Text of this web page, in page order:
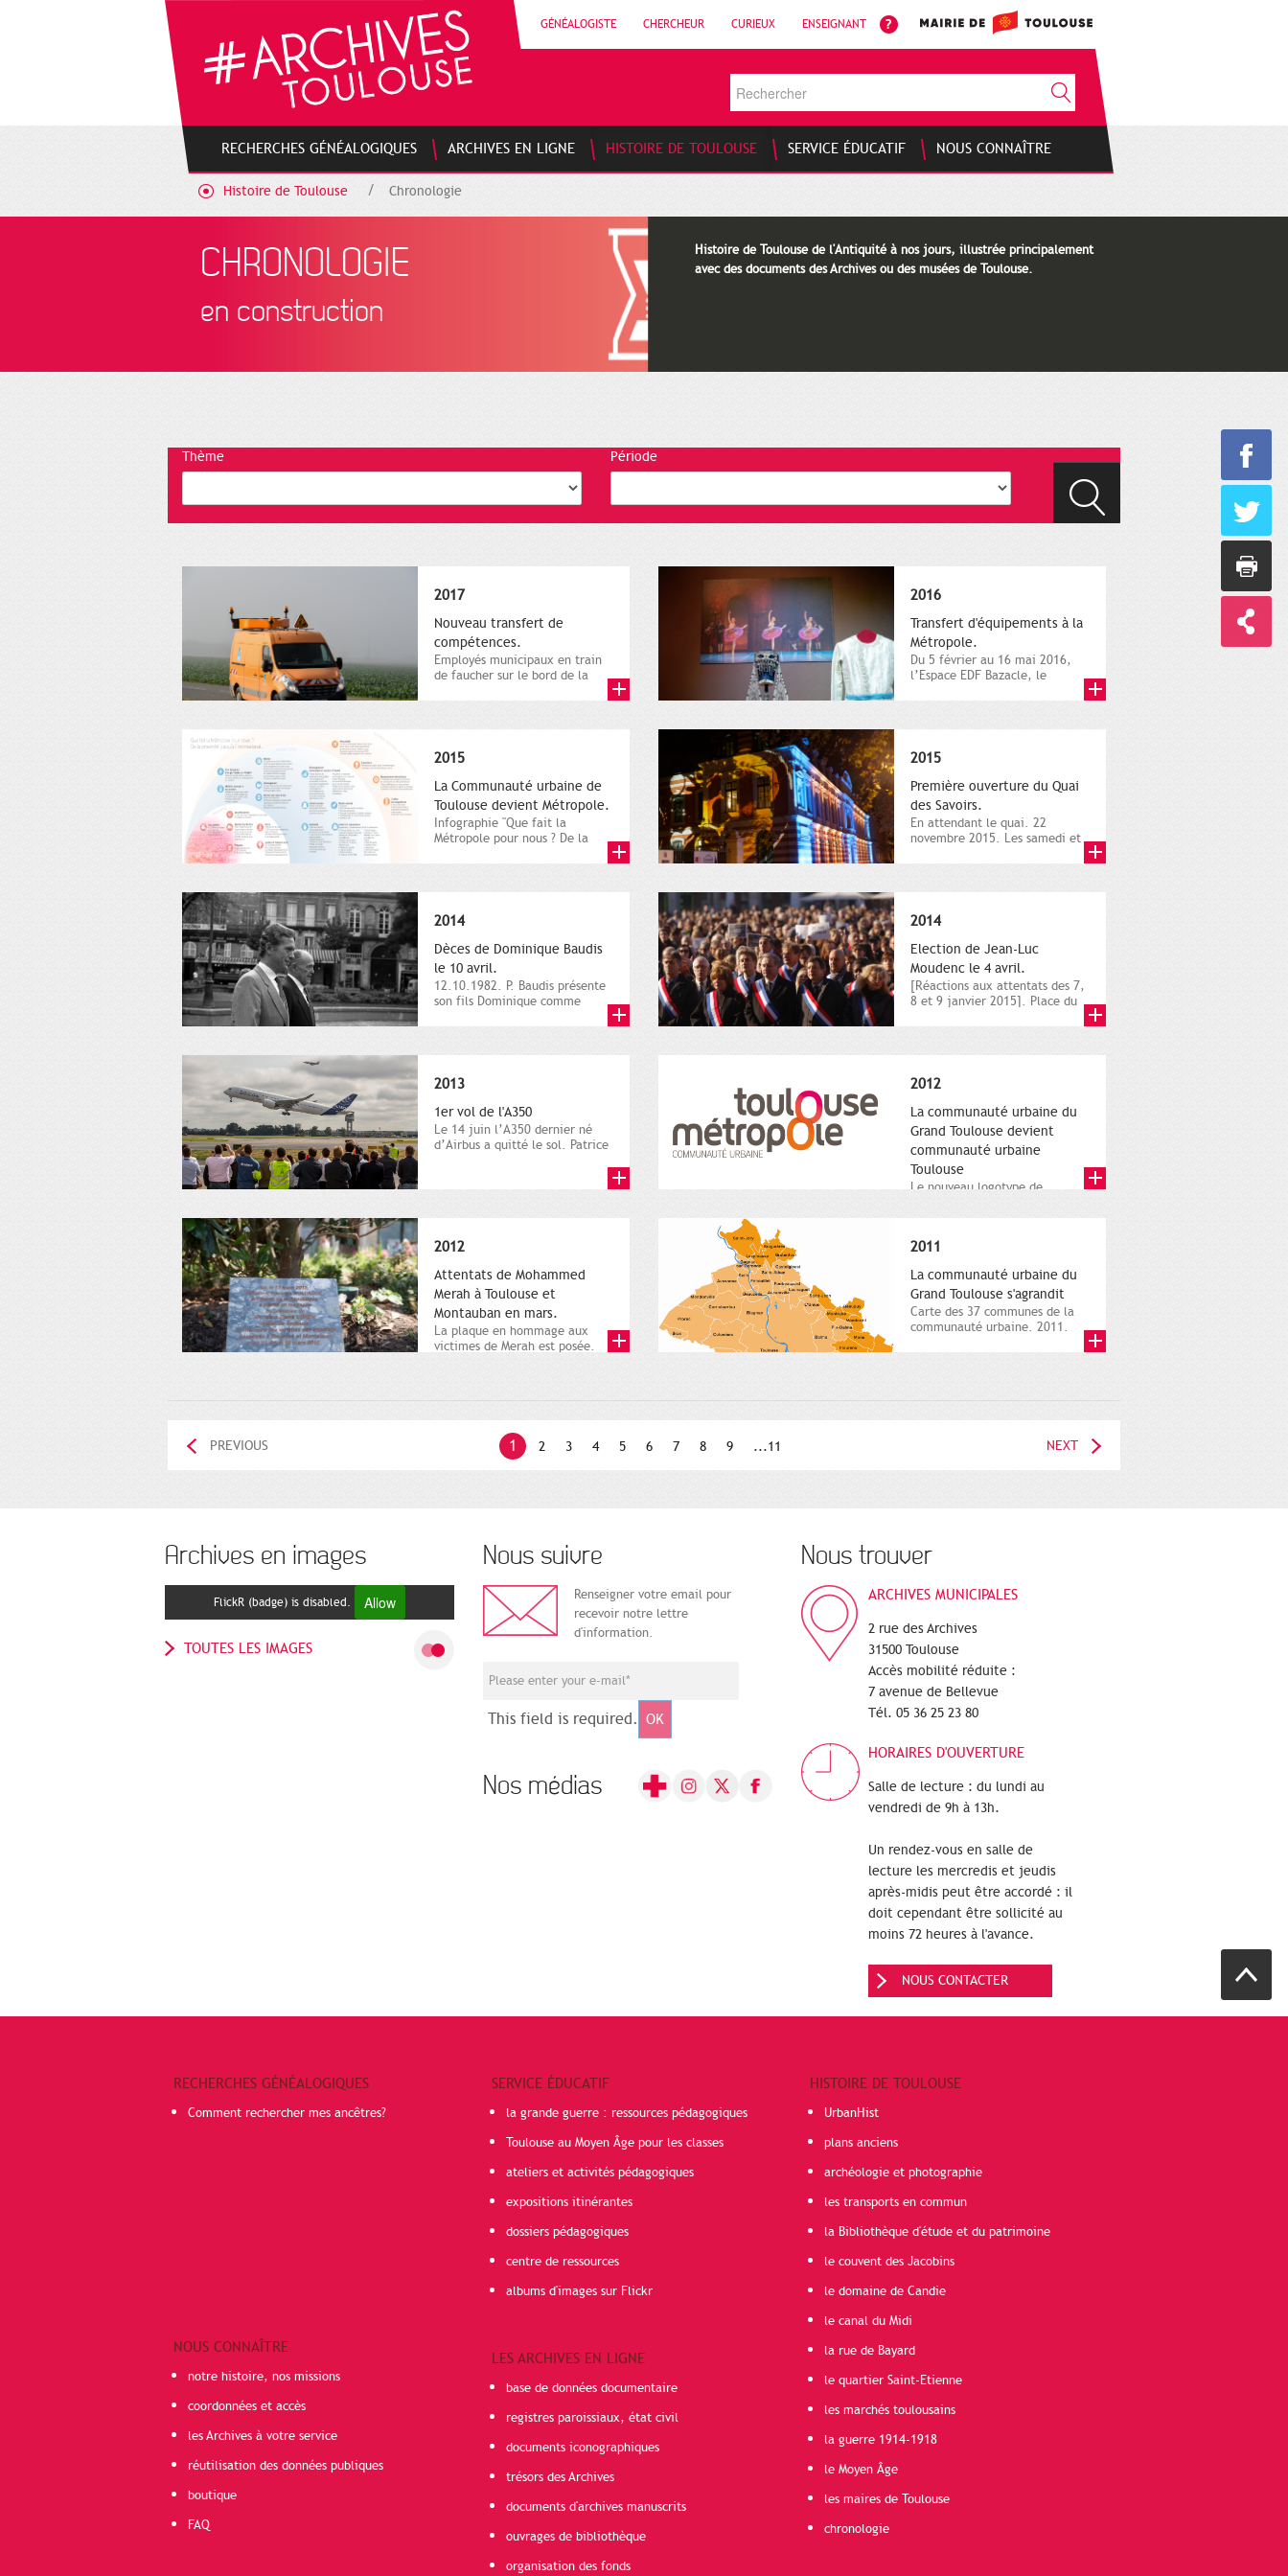
GÉNÉALOGISTE CHERCHEUR CURIEUX ENSEIGNANT
RECHERCHES GÉNÉALOGIQUES ARCHIVES EN LIGNE HISTOIRE DE TOULOUSE SERVICE ÉDUCATIF NOUS CONNAÎTRE
Histoire de Toulouse Chronologie
CHRONOLOGIE
en construction
Histoire de Toulouse de l'Antiquité à nos jours, illustrée principalement
avec des documents des Archives ou des musées de Toulouse.
Thème Période
2017
Nouveau transfert de
compétences.
Employés municipaux en train
de faucher sur le bord de la
2016
Transfert d'équipements à la
Métropole.
Du 5 février au 16 mai 2016,
l’Espace EDF Bazacle, le
2015
La Communauté urbaine de
Toulouse devient Métropole.
Infographie "Que fait la
Métropole pour nous ? De la
2015
Première ouverture du Quai
des Savoirs.
En attendant le quai. 22
novembre 2015. Les samedi et
2014
Dèces de Dominique Baudis
le 10 avril.
12.10.1982. P. Baudis présente
son fils Dominique comme
2014
Election de Jean-Luc
Moudenc le 4 avril.
[Réactions aux attentats des 7,
8 et 9 janvier 2015]. Place du
2013
1er vol de l'A350
Le 14 juin l’A350 dernier né
d’Airbus a quitté le sol. Patrice
2012
La communauté urbaine du
Grand Toulouse devient
communauté urbaine
Toulouse
Le nouveau logotype de
représentant l'anneau de
2012
Attentats de Mohammed
Merah à Toulouse et
Montauban en mars.
La plaque en hommage aux
victimes de Merah est posée.
2011
La communauté urbaine du
Grand Toulouse s'agrandit
Carte des 37 communes de la
communauté urbaine. 2011.
1 2 3 4 5 6 7 8 9 ...11
PREVIOUS NEXT
Archives en images
FlickR (badge) is disabled. Allow
TOUTES LES IMAGES
Nous suivre
Renseigner votre email pour
recevoir notre lettre
d'information.
This field is required. OK
Nos médias
Nous trouver
ARCHIVES MUNICIPALES
2 rue des Archives
31500 Toulouse
Accès mobilité réduite :
7 avenue de Bellevue
Tél. 05 36 25 23 80
HORAIRES D'OUVERTURE
Salle de lecture : du lundi au
vendredi de 9h à 13h.
Un rendez-vous en salle de
lecture les mercredis et jeudis
après-midis peut être accordé : il
doit cependant être sollicité au
moins 72 heures à l'avance.
NOUS CONTACTER
RECHERCHES GÉNÉALOGIQUES
Comment rechercher mes ancêtres?
NOUS CONNAÎTRE
notre histoire, nos missions
coordonnées et accès
les Archives à votre service
réutilisation des données publiques
boutique
FAQ
SERVICE ÉDUCATIF
la grande guerre : ressources pédagogiques
Toulouse au Moyen Âge pour les classes
ateliers et activités pédagogiques
expositions itinérantes
dossiers pédagogiques
centre de ressources
albums d'images sur Flickr
LES ARCHIVES EN LIGNE
base de données documentaire
registres paroissiaux, état civil
documents iconographiques
trésors des Archives
documents d'archives manuscrits
ouvrages de bibliothèque
organisation des fonds
HISTOIRE DE TOULOUSE
UrbanHist
plans anciens
archéologie et photographie
les transports en commun
la Bibliothèque d'étude et du patrimoine
le couvent des Jacobins
le domaine de Candie
le canal du Midi
la rue de Bayard
le quartier Saint-Etienne
les marchés toulousains
la guerre 1914-1918
le Moyen Âge
les maires de Toulouse
chronologie
Cookies management panel